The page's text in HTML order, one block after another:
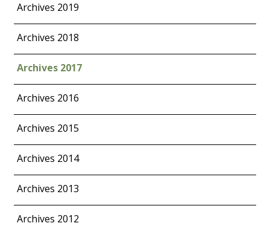
Archives 2019
Archives 2018
Archives 2017
Archives 2016
Archives 2015
Archives 2014
Archives 2013
Archives 2012